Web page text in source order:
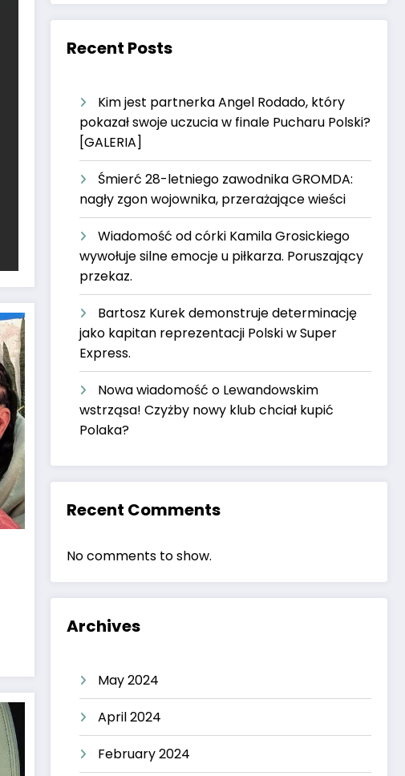
Recent Posts
Kim jest partnerka Angel Rodado, który
pokazał swoje uczucia w finale Pucharu Polski?
[GALERIA]
Śmierć 28-letniego zawodnika GROMDA:
nagły zgon wojownika, przerażające wieści
Wiadomość od córki Kamila Grosickiego
wywołuje silne emocje u piłkarza. Poruszający
przekaz.
Bartosz Kurek demonstruje determinację
jako kapitan reprezentacji Polski w Super
Express.
Nowa wiadomość o Lewandowskim
wstrząsa! Czyżby nowy klub chciał kupić
Polaka?
Recent Comments
No comments to show.
Archives
May 2024
April 2024
February 2024